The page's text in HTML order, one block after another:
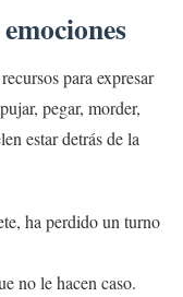
para expresar
pegar, morder,
estar detrás de la
ha perdido un turno
no le hacen caso.